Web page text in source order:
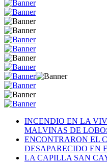
INCENDIO EN LA
MALVINAS DE
ENCONTRARON EL
DESAPARECIDO EN
LA CAPILLA SAN